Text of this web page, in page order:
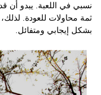
نسبي في اللعبة. يبدو أن
ثمة محاولات للعودة.
بشكل إيجابي ومتفائل.